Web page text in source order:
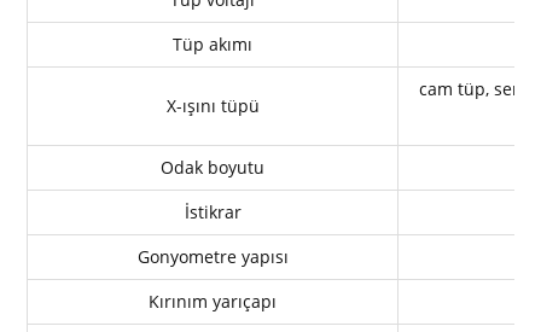
Tüp akımı
X-ışını tüpü
cam tüp,
Odak boyutu
İstikrar
Gonyometre yapısı
Kırınım yarıçapı